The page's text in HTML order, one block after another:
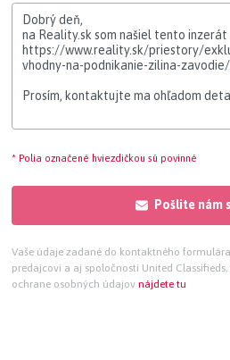
* Polia označené hviezdičkou sú povinné
Pošlite nám
Vaše údaje zadané do kontaktného
predajcovi a aj spoločnosti United
ochrane osobných údajov nájdete tu